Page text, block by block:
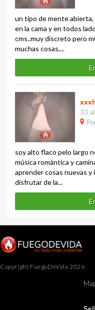
un tipo de mente
en la cama y en todos
cms..muy discreto pero
muchas cosas,...
33
soy alto flaco pelo largo
música romántica y
aprender cosas nuevas y
disfrutar de la...
Copyright FuegoDeVida 2026